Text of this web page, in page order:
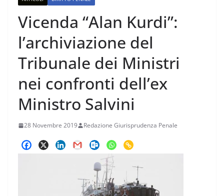
Vicenda “Alan Kurdi”:
l’archiviazione del
Tribunale dei Ministri
nei confronti dell’ex
Ministro Salvini
28 Novembre 2019 Redazione Giurisprudenza Penale